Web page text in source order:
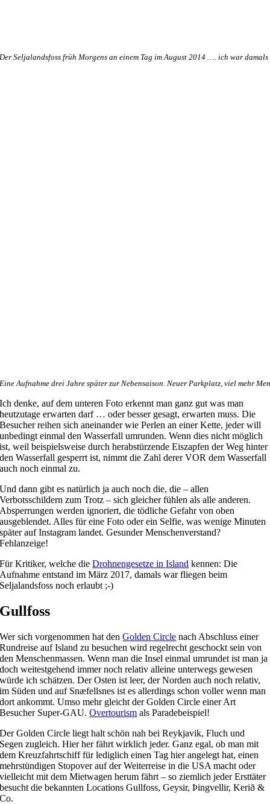
Der Seljalandsfoss früh Morgens an einem Tag im August 2014 …. ich war
Eine Aufnahme drei Jahre später zur Nebensaison. Neuer Parkplatz, viel mehr
Ich denke, auf dem unteren Foto erkennt man ganz gut was man
heutzutage erwarten darf … oder besser gesagt, erwarten muss. Die
Besucher reihen sich aneinander wie Perlen an einer Kette, jeder will
unbedingt einmal den Wasserfall umrunden. Wenn dies nicht möglich
ist, weil beispielsweise durch herabstürzende Eiszapfen der Weg hinter
den Wasserfall gesperrt ist, nimmt die Zahl derer VOR dem Wasserfall
auch noch einmal zu.
Und dann gibt es natürlich ja auch noch die, die – allen
Verbotsschildern zum Trotz – sich gleicher fühlen als alle anderen.
Absperrungen werden ignoriert, die tödliche Gefahr von oben
ausgeblendet. Alles für eine Foto oder ein Selfie, was wenige Minuten
später auf Instagram landet. Gesunder Menschenverstand?
Fehlanzeige!
Für Kritiker, welche dieDrohnengesetze in Island kennen: Die
Aufnahme entstand im März 2017, damals war fliegen beim
Seljalandsfoss noch erlaubt ;-)
Gullfoss
Wer sich vorgenommen hat denGolden Circle nach Abschluss einer
Rundreise auf Island zu besuchen wird regelrecht geschockt sein von
den Menschenmassen. Wenn man die Insel einmal umrundet ist man ja
doch weitestgehend immer noch relativ alleine unterwegs gewesen
würde ich schätzen. Der Osten ist leer, der Norden auch noch relativ,
im Süden und auf Snæfellsnes ist es allerdings schon voller wenn man
dort ankommt. Umso mehr gleicht der Golden Circle einer Art
Besucher Super-GAU.Overtourism als Paradebeispiel!
Der Golden Circle liegt halt schön nah bei Reykjavik, Fluch und
Segen zugleich. Hier her fährt wirklich jeder. Ganz egal, ob man mit
dem Kreuzfahrtschiff für lediglich einen Tag hier angelegt hat, einen
mehrstündigen Stopover auf der Weiterreise in die USA macht oder
vielleicht mit dem Mietwagen herum fährt – so ziemlich jeder Ersttäter
besucht die bekannten Locations Gullfoss, Geysir, Þingvellir, Kerið &
Co.